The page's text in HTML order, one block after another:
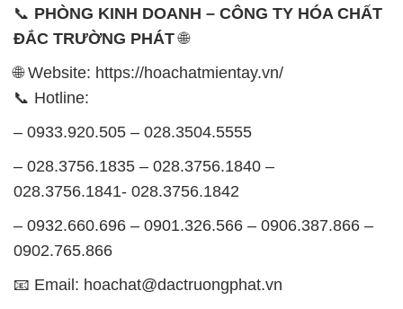
📞 PHÒNG KINH DOANH – CÔNG TY HÓA CHẤT
ĐẮC TRƯỜNG PHÁT🌐
🌐 Website: https://hoachatmientay.vn/
📞 Hotline:
– 0933.920.505 – 028.3504.5555
– 028.3756.1835 – 028.3756.1840 –
028.3756.1841- 028.3756.1842
– 0932.660.696 – 0901.326.566 – 0906.387.866 –
0902.765.866
📧 Email: hoachat@dactruongphat.vn